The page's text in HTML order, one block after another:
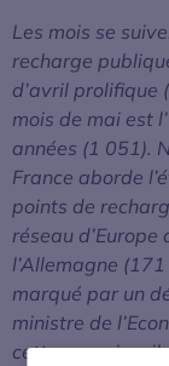
Les mois se
recharge
d’avril prolifique
mois de mai est
années (1 051).
France aborde
points de
réseau
l’Allemagne
marqué par un
ministre de
cette occasion,